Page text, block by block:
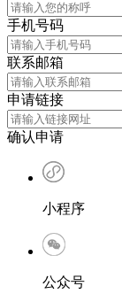
手机号码
联系邮箱
申请链接
确认申请
小程序
公众号